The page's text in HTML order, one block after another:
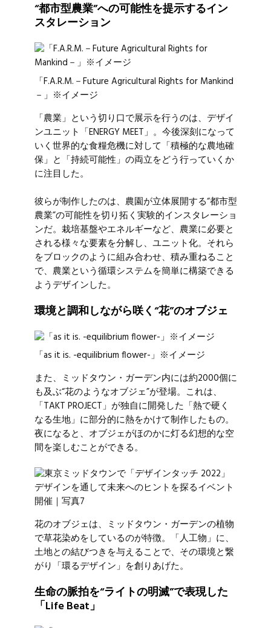
“都市型農業”への可能性を提示するイン
スタレーション
「F.A.R.M.－Future Agricultural Rights for Mankind
－」※イメージ
「農業」という切り口で展示を行うのは、デザイ
ンユニット「ENERGY MEET」。今後深刻になって
いく世界的な食糧危機に対して「積極的な農地確
保」と「持続可能性」の両立をどう行っていくか
に注目した。
彼らが制作したのは、農園が立体展開する“都市型
農業”の可能性を切り拓く実験的インスタレーショ
ンだ。栽培基盤やエネルギーなど、農業に必要と
される様々な要素を分解し、ユニット化。それら
をブロックのように組み合わせ、積み重ねること
で、農業という循環システムを簡単に構築できる
ようデザインした。
環境と調和しながら咲く“花”のオブジェ
「as it is. -equilibrium flower-」※イメージ
また、ミッドタウン・ガーデン内には約2000個に
も及ぶ“花のようなオブジェ”が登場。これは、
「TAKT PROJECT」が独自に開発した「熱で硬く
なる生地」に部分的に熱をかけて制作したもの。
夜になると、オブジェがほのかに灯る幻想的な空
間を楽しむことができる。
花のオブジェは、ミッドタウン・ガーデンの植物
で草花染めをしているのが特徴。「人工物」に、
土地との結びつきを与えることで、その環境と繋
がり「環るデザイン」を創りあげた。
生命の脈拍を“ライトの明滅”で表現した
「Life Beat」